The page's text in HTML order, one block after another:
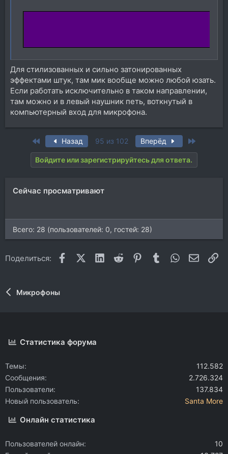
Для стилизованных и сильно затонированных
эффектами штук, там мик вообще можно любой юзать.
Если работать исключительно в таком направлении,
там можно и в левый наушник петь, воткнутый в
компьютерный вход для микрофона.
First Назад 95 из 102 Вперёд
Войдите или зарегистрируйтесь для ответа.
Сейчас просматривают
Всего: 28 (пользователей: 0, гостей: 28)
Поделиться: FacebookX (Twitter)
LinkedIn
Reddit Pinterest
Tumblr WhatsApp
Микрофоны
Статистика форума
Темы
112.582
Сообщения
2.726.324
Пользователи
137.834
Новый пользователь
Santa More
Онлайн статистика
Пользователей онлайн
10